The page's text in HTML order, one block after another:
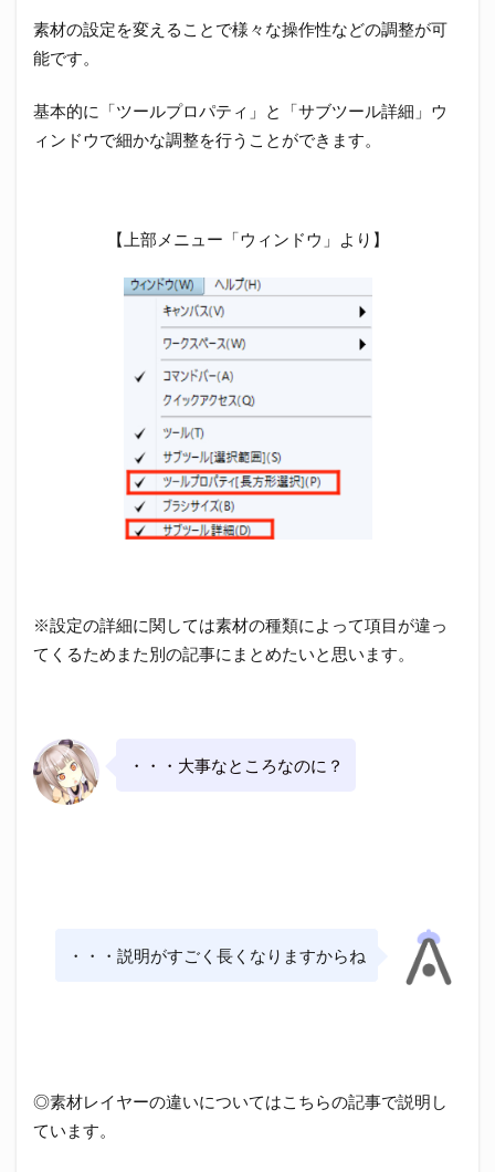
素材の設定を変えることで様々な操作性などの調整が可
能です。
基本的に「ツールプロパティ」と「サブツール詳細」ウ
ィンドウで細かな調整を行うことができます。
【上部メニュー「ウィンドウ」より】
※設定の詳細に関しては素材の種類によって項目が違っ
てくるためまた別の記事にまとめたいと思います。
・・・大事なところなのに？
・・・説明がすごく長くなりますからね
◎素材レイヤーの違いについてはこちらの記事で説明し
ています。